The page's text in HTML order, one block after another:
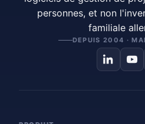
personnes, et non
familiale
DEPUIS 2004 ·